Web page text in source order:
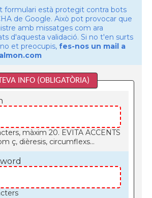
formulari està protegit contra bots
de Google. Això pot provocar que
amb missatges com ara
d'aquesta validació. Si no t'en surts
et preocupis, fes-nos un mail a
INFO (OBLIGATÒRIA)
màxim 20. EVITA ACCENTS
ç, dièresis, circumflexs...